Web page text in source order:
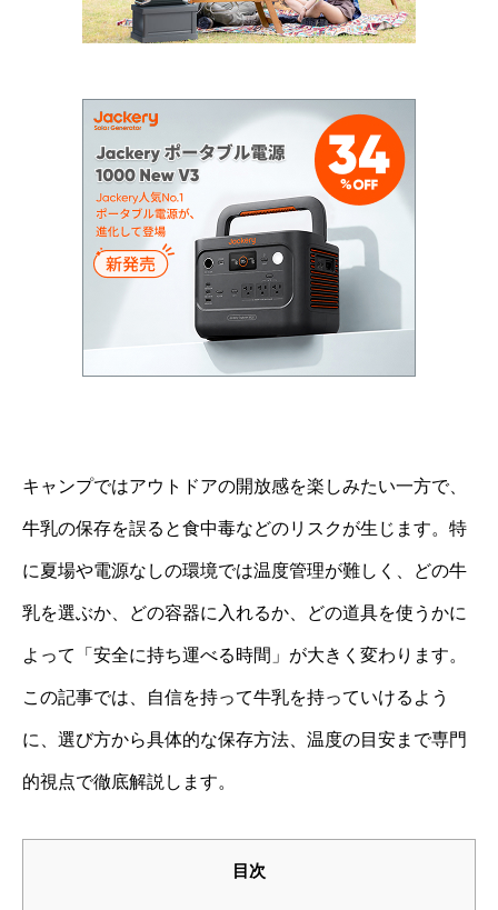
キャンプではアウトドアの開放感を楽しみたい一方で、
牛乳の保存を誤ると食中毒などのリスクが生じます。特
に夏場や電源なしの環境では温度管理が難しく、どの牛
乳を選ぶか、どの容器に入れるか、どの道具を使うかに
よって「安全に持ち運べる時間」が大きく変わります。
この記事では、自信を持って牛乳を持っていけるよう
に、選び方から具体的な保存方法、温度の目安まで専門
的視点で徹底解説します。
目次